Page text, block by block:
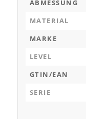
ABMESSUNG
MATERIAL
MARKE
LEVEL
GTIN/EAN
SERIE